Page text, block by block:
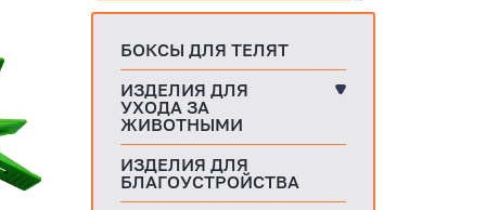
БОКСЫ ДЛЯ ТЕЛЯТ
ИЗДЕЛИЯ ДЛЯ
УХОДА ЗА
ЖИВОТНЫМИ
ИЗДЕЛИЯ ДЛЯ
БЛАГОУСТРОЙСТВА